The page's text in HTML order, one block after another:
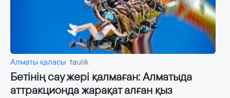
Алматы қаласы taulik
Бетінің сау жері қалмаған: Алматыда
аттракционда жарақат алған қыз